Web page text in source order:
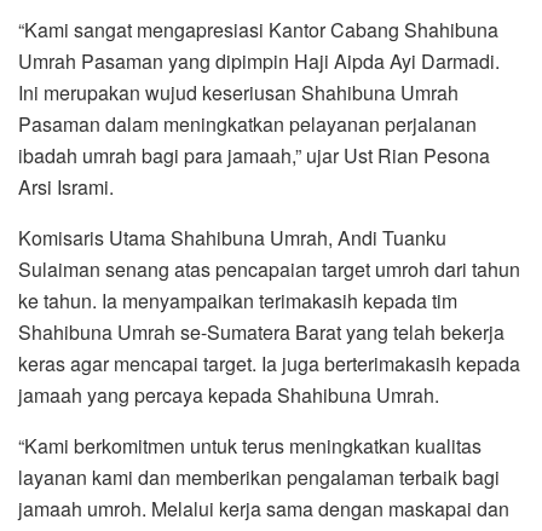
“Kami sangat mengapresiasi Kantor Cabang Shahibuna
Umrah Pasaman yang dipimpin Haji Aipda Ayi Darmadi.
Ini merupakan wujud keseriusan Shahibuna Umrah
Pasaman dalam meningkatkan pelayanan perjalanan
ibadah umrah bagi para jamaah,” ujar Ust Rian Pesona
Arsi Isrami.
Komisaris Utama Shahibuna Umrah, Andi Tuanku
Sulaiman senang atas pencapaian target umroh dari tahun
ke tahun. Ia menyampaikan terimakasih kepada tim
Shahibuna Umrah se-Sumatera Barat yang telah bekerja
keras agar mencapai target. Ia juga berterimakasih kepada
jamaah yang percaya kepada Shahibuna Umrah.
“Kami berkomitmen untuk terus meningkatkan kualitas
layanan kami dan memberikan pengalaman terbaik bagi
jamaah umroh. Melalui kerja sama dengan maskapai dan